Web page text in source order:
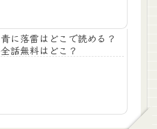
青に落雷はどこで読める？
全話無料はどこ？